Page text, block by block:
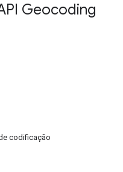
Geocoding
codificação